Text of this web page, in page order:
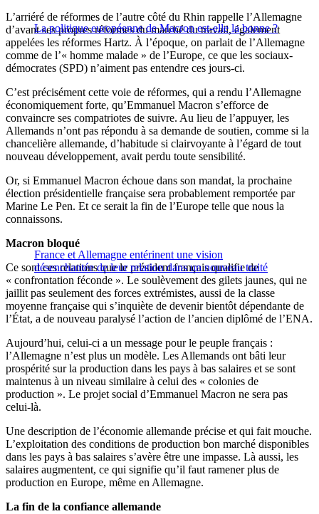
La politique européenne de Macron est-elle la bonne ?
L’arriéré de réformes de l’autre côté du Rhin rappelle l’Allemagne
d’avant ses propres réformes du marché du travail, également
appelées les réformes Hartz. À l’époque, on parlait de l’Allemagne
comme de l’« homme malade » de l’Europe, ce que les sociaux-
démocrates (SPD) n’aiment pas entendre ces jours-ci.
C’est précisément cette voie de réformes, qui a rendu l’Allemagne
économiquement forte, qu’Emmanuel Macron s’efforce de
convaincre ses compatriotes de suivre. Au lieu de l’appuyer, les
Allemands n’ont pas répondu à sa demande de soutien, comme si la
chancelière allemande, d’habitude si clairvoyante à l’égard de tout
nouveau développement, avait perdu toute sensibilité.
Or, si Emmanuel Macron échoue dans son mandat, la prochaine
élection présidentielle française sera probablement remportée par
Marine Le Pen. Et ce serait la fin de l’Europe telle que nous la
connaissons.
France et Allemagne entérinent une vision
désenchantée de leur relation dans un nouveau traité
Macron bloqué
Ce sont ces relations que le président français qualifie de
« confrontation féconde ». Le soulèvement des gilets jaunes, qui ne
jaillit pas seulement des forces extrémistes, aussi de la classe
moyenne française qui s’inquiète de devenir bientôt dépendante de
l’État, a de nouveau paralysé l’action de l’ancien diplômé de l’ENA.
Aujourd’hui, celui-ci a un message pour le peuple français :
l’Allemagne n’est plus un modèle. Les Allemands ont bâti leur
prospérité sur la production dans les pays à bas salaires et se sont
maintenus à un niveau similaire à celui des « colonies de
production ». Le projet social d’Emmanuel Macron ne sera pas
celui-là.
Une description de l’économie allemande précise et qui fait mouche.
L’exploitation des conditions de production bon marché disponibles
dans les pays à bas salaires s’avère être une impasse. Là aussi, les
salaires augmentent, ce qui signifie qu’il faut ramener plus de
production en Europe, même en Allemagne.
La fin de la confiance allemande